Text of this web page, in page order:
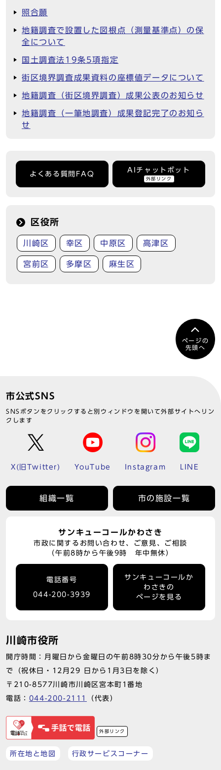
照合願
地籍調査で設置した図根点（測量基準点）の保
全について
国土調査法19条5項指定
街区境界調査成果資料の座標値データについて
地籍調査（街区境界調査）成果公表のお知らせ
地籍調査（一筆地調査）成果登記完了のお知ら
せ
よくある質問FAQ
AIチャットボット
外部リンク
区役所
川崎区 幸区 中原区 高津区
宮前区 多摩区 麻生区
ページの
先頭へ
市公式SNS
SNSボタンをクリックすると別ウィンドウを開いて外部サイトへリン
クします
X(旧Twitter) YouTube Instagram LINE
組織一覧 市の施設一覧
サンキューコールかわさき
市政に関するお問い合わせ、ご意見、ご相談
（午前8時から午後9時 年中無休）
電話番号
044-200-3939
サンキューコールか
わさきの
ページを見る
川崎市役所
開庁時間：月曜日から金曜日の午前8時30分から午後5時ま
で（祝休日・12月29 日から1月3日を除く）
〒210-8577川崎市川崎区宮本町1番地
電話： 044-200-2111 （代表）
外部リンク
所在地と地図 行政サービスコーナー